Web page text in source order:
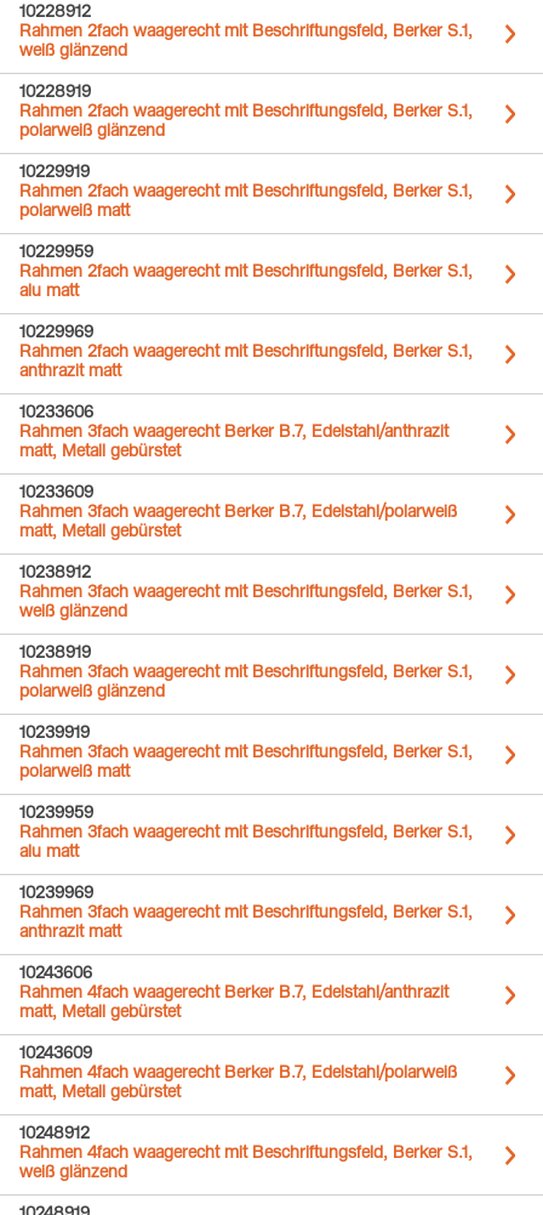
10228912
Rahmen 2fach waagerecht mit Beschriftungsfeld, Berker S.1,
weiß glänzend
10228919
Rahmen 2fach waagerecht mit Beschriftungsfeld, Berker S.1,
polarweiß glänzend
10229919
Rahmen 2fach waagerecht mit Beschriftungsfeld, Berker S.1,
polarweiß matt
10229959
Rahmen 2fach waagerecht mit Beschriftungsfeld, Berker S.1,
alu matt
10229969
Rahmen 2fach waagerecht mit Beschriftungsfeld, Berker S.1,
anthrazit matt
10233606
Rahmen 3fach waagerecht Berker B.7, Edelstahl/anthrazit
matt, Metall gebürstet
10233609
Rahmen 3fach waagerecht Berker B.7, Edelstahl/polarweiß
matt, Metall gebürstet
10238912
Rahmen 3fach waagerecht mit Beschriftungsfeld, Berker S.1,
weiß glänzend
10238919
Rahmen 3fach waagerecht mit Beschriftungsfeld, Berker S.1,
polarweiß glänzend
10239919
Rahmen 3fach waagerecht mit Beschriftungsfeld, Berker S.1,
polarweiß matt
10239959
Rahmen 3fach waagerecht mit Beschriftungsfeld, Berker S.1,
alu matt
10239969
Rahmen 3fach waagerecht mit Beschriftungsfeld, Berker S.1,
anthrazit matt
10243606
Rahmen 4fach waagerecht Berker B.7, Edelstahl/anthrazit
matt, Metall gebürstet
10243609
Rahmen 4fach waagerecht Berker B.7, Edelstahl/polarweiß
matt, Metall gebürstet
10248912
Rahmen 4fach waagerecht mit Beschriftungsfeld, Berker S.1,
weiß glänzend